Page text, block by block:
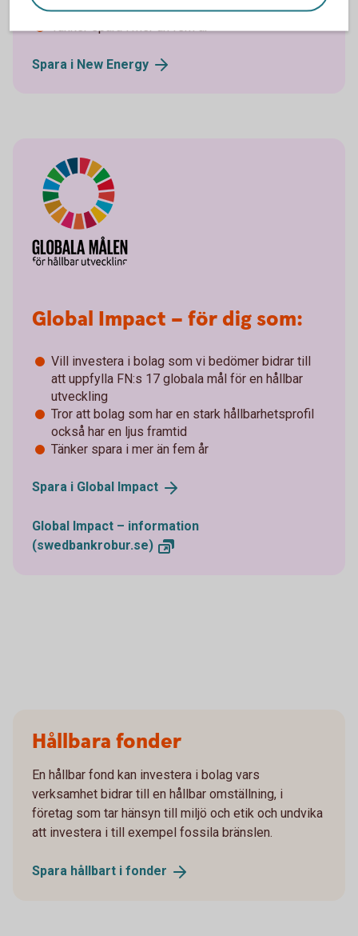
hållbarhetsfokus
Spara i New Energy
Global Impact – för dig som:
Vill investera i bolag som vi bedömer bidrar till
att uppfylla FN:s 17 globala mål för en hållbar
utveckling
Tror att bolag som har en stark hållbarhetsprofil
också har en ljus framtid
Tänker spara i mer än fem år
Spara i Global Impact
Global Impact – information
(swedbankrobur.se)
Hållbara fonder
En hållbar fond kan investera i bolag vars
verksamhet bidrar till en hållbar omställning, i
företag som tar hänsyn till miljö och etik och undvika
att investera i till exempel fossila bränslen.
Spara hållbart i fonder